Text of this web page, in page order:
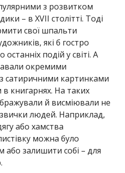
з розвитком
– в XVII столітті. Тоді
свої шпальти
які б гостро
подій у світі. А
окремими
сатиричними картинками
книгарнях. На таких
й висміювали не
звички людей. Наприклад,
або хамства
можна було
залишити собі – для